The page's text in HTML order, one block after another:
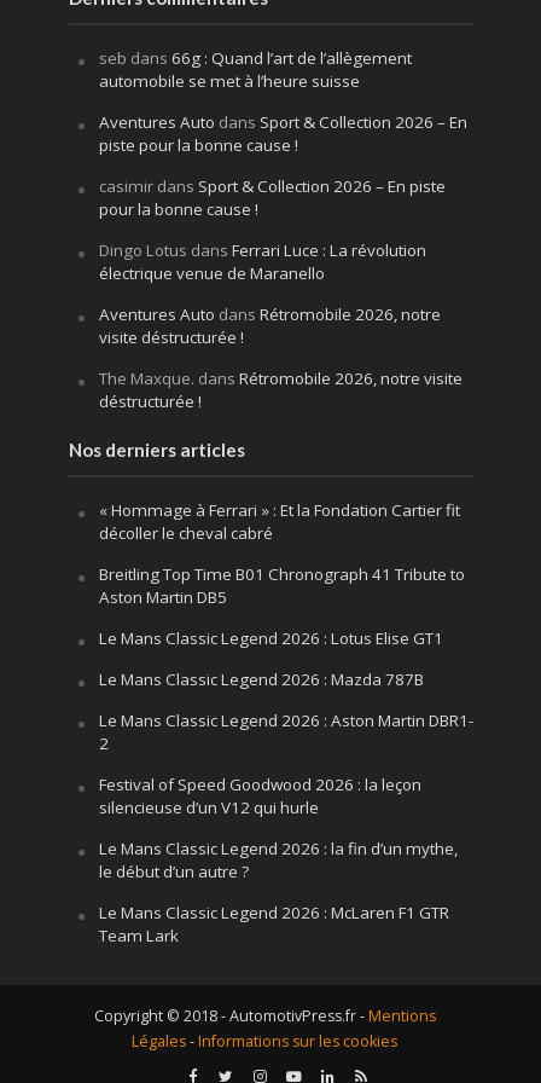
seb dans 66g : Quand l’art de l’allègement
automobile se met à l’heure suisse
Aventures Auto dans Sport & Collection 2026 – En
piste pour la bonne cause !
casimirdans Sport & Collection 2026 – En piste
pour la bonne cause !
Dingo Lotus dans Ferrari Luce : La révolution
électrique venue de Maranello
Aventures Auto dans Rétromobile 2026, notre
visite déstructurée !
The Maxque. dans Rétromobile 2026, notre visite
déstructurée !
Nos derniers articles
« Hommage à Ferrari » : Et la Fondation Cartier fit
décoller le cheval cabré
Breitling Top Time B01 Chronograph 41 Tribute to
Aston Martin DB5
Le Mans Classic Legend 2026 : Lotus Elise GT1
Le Mans Classic Legend 2026 : Mazda 787B
Le Mans Classic Legend 2026 : Aston Martin DBR1-
2
Festival of Speed Goodwood 2026 : la leçon
silencieuse d’un V12 qui hurle
Le Mans Classic Legend 2026 : la fin d’un mythe,
le début d’un autre ?
Le Mans Classic Legend 2026 : McLaren F1 GTR
Team Lark
Copyright © 2018 - AutomotivPress.fr -Mentions
Légales-Informations sur les cookies